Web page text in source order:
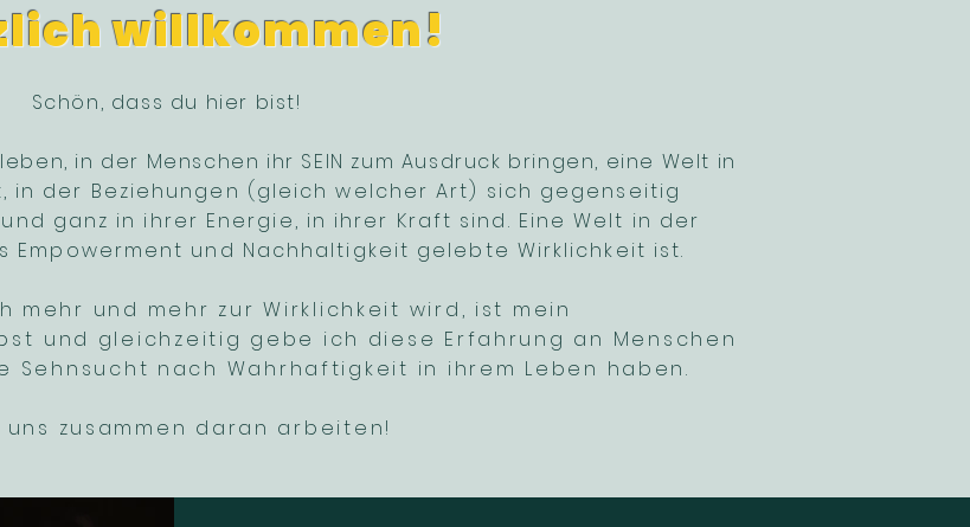
willkommen!
Schön, dass du hier bist!
in der Menschen ihr SEIN zum Ausdruck bringen, eine Welt in
in der Beziehungen (gleich welcher Art) sich gegenseitig
ganz in ihrer Energie, in ihrer Kraft sind. Eine Welt in der
Empowerment und Nachhaltigkeit gelebte Wirklichkeit ist.
mehr und mehr zur Wirklichkeit wird, ist mein
und gleichzeitig gebe ich diese Erfahrung an Menschen
nach Wahrhaftigkeit in ihrem Leben haben.
uns zusammen daran arbeiten!